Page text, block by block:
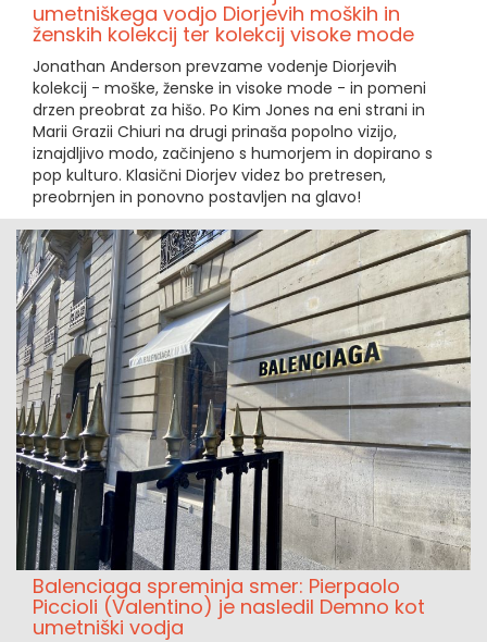
umetniškega vodjo Diorjevih moških in
ženskih kolekcij ter kolekcij visoke mode
Jonathan Anderson prevzame vodenje Diorjevih
kolekcij - moške, ženske in visoke mode - in pomeni
drzen preobrat za hišo. Po Kim Jones na eni strani in
Marii Grazii Chiuri na drugi prinaša popolno vizijo,
iznajdljivo modo, začinjeno s humorjem in dopirano s
pop kulturo. Klasični Diorjev videz bo pretresen,
preobrnjen in ponovno postavljen na glavo!
Balenciaga spreminja smer: Pierpaolo
Piccioli (Valentino) je nasledil Demno kot
umetniški vodja